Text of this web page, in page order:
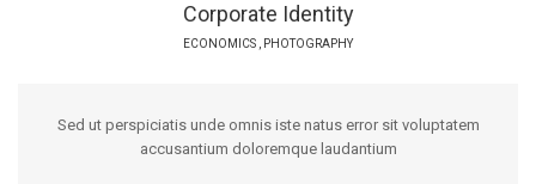
Corporate Identity
ECONOMICS PHOTOGRAPHY
Sed ut perspiciatis unde omnis iste natus error sit voluptatem
accusantium doloremque laudantium